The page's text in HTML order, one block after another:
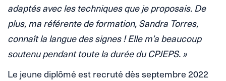
adaptés avec les techniques que je proposais. De
plus, ma référente de formation, Sandra Torres,
connaît la langue des signes ! Elle m’a beaucoup
soutenu pendant toute la durée du CPJEPS. »
Le jeune diplômé est recruté dès septembre 2022